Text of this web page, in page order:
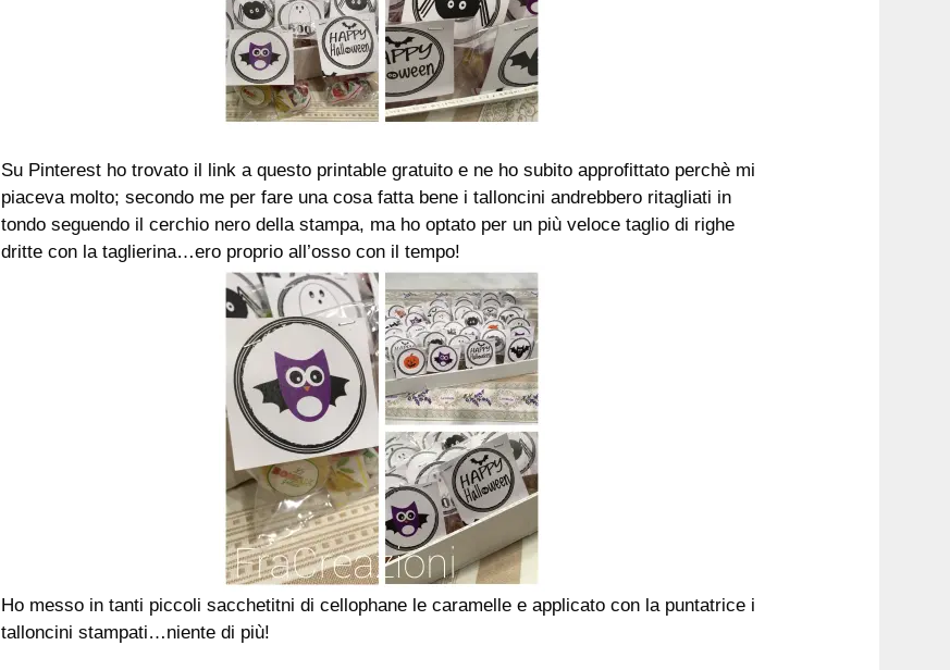
Su Pinterest ho trovato il link a questo printable gratuito e ne ho subito approfittato perchè mi
piaceva molto; secondo me per fare una cosa fatta bene i talloncini andrebbero ritagliati in
tondo seguendo il cerchio nero della stampa, ma ho optato per un più veloce taglio di righe
dritte con la taglierina…ero proprio all’osso con il tempo!
Ho messo in tanti piccoli sacchetitni di cellophane le caramelle e applicato con la puntatrice i
talloncini stampati…niente di più!